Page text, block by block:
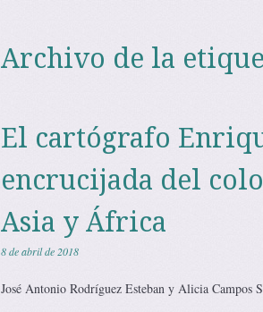
Archivo de la
El cartógrafo
encrucijada del
Asia y África
8 de abril de 2018
José Antonio Rodríguez Esteban y Alicia Campos